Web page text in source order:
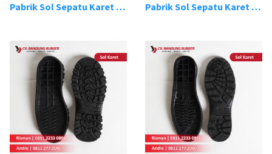
Pabrik Sol Sepatu Karet Bandung 9 Pabrik Sol Sepatu Karet Bandung 10